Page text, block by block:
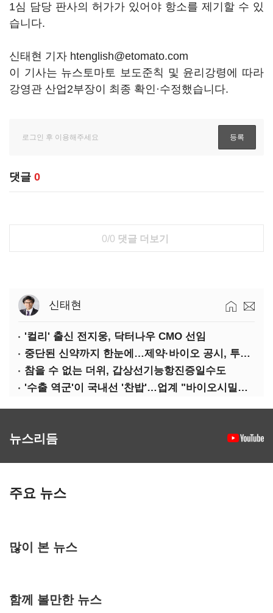
1심 담당 판사의 허가가 있어야 항소를 제기할 수 있
습니다.
신태현 기자 htenglish@etomato.com
이 기사는 뉴스토마토 보도준칙 및 윤리강령에 따라
강영관 산업2부장이 최종 확인·수정했습니다.
댓글 0
0/0 댓글 더보기
신태현
'컬리' 출신 전지웅, 닥터나우 CMO 선임
중단된 신약까지 한눈에…제약·바이오 공시, 투명해진다
참을 수 없는 더위, 갑상선기능항진증일수도
'수출 역군'이 국내선 '찬밥'…업계 "바이오시밀러 인센티브 다각화 필요"
뉴스리듬
주요 뉴스
많이 본 뉴스
함께 볼만한 뉴스